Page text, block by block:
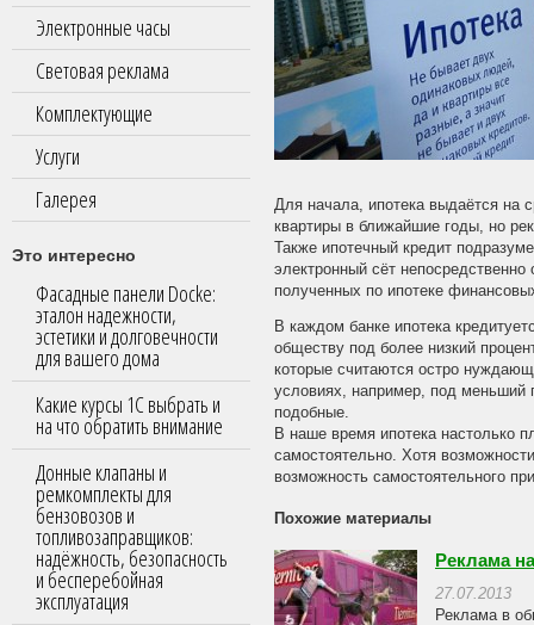
Электронные часы
Световая реклама
Комплектующие
Услуги
Галерея
Это интересно
Фасадные панели Docke:
эталон надежности,
эстетики и долговечности
для вашего дома
Какие курсы 1С выбрать и
на что обратить внимание
Донные клапаны и
ремкомплекты для
бензовозов и
топливозаправщиков:
надёжность, безопасность
и бесперебойная
эксплуатация
Для начала, ипотека выдаётся на
квартиры в ближайшие годы, но
Также ипотечный кредит
электронный сёт
полученных по ипотеке
В каждом банке ипотека
обществу под более низкий
которые считаются остро
условиях, например, под меньший
подобные.
В наше время ипотека настолько
самостоятельно. Хотя
возможность самостоятельного
Похожие материалы
Реклама
27.07.2013
Реклама в